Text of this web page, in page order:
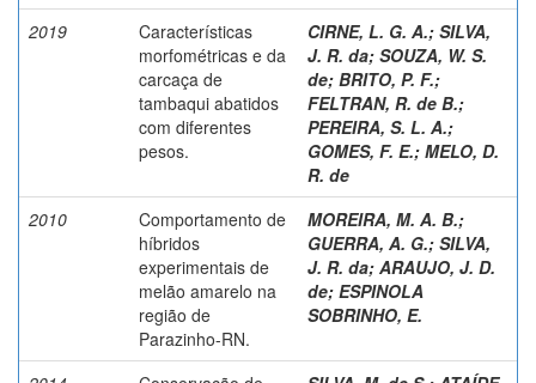
2019
Características
morfométricas e da
carcaça de
tambaqui abatidos
com diferentes
pesos.
CIRNE, L. G. A.; SILVA,
J. R. da; SOUZA, W. S.
de; BRITO, P. F.;
FELTRAN, R. de B.;
PEREIRA, S. L. A.;
GOMES, F. E.; MELO, D.
R. de
2010
Comportamento de
híbridos
experimentais de
melão amarelo na
região de
Parazinho-RN.
MOREIRA, M. A. B.;
GUERRA, A. G.; SILVA,
J. R. da; ARAUJO, J. D.
de; ESPINOLA
SOBRINHO, E.